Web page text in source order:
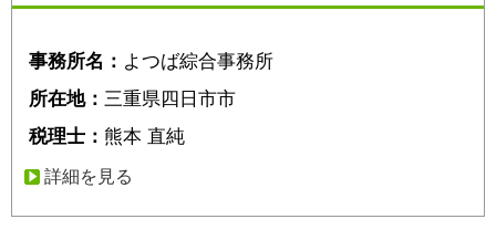
事務所名： よつば綜合事務所
所在地： 三重県四日市市
税理士： 熊本 直純
詳細を見る